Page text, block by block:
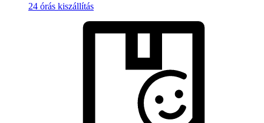
24 órás kiszállítás